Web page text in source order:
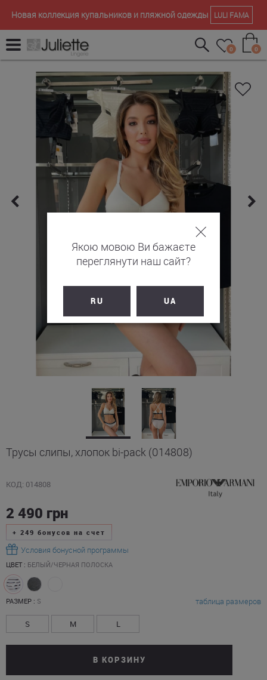
Новая коллекция купальников и пляжной одежды LULI FAMA
0 0
Трусы слипы, хлопок bi-pack (014808)
КОД: 014808
2 490 грн
+ 249 бонусов на счет
Условия бонусной программы
ЦВЕТ : БЕЛЫЙ/ЧЕРНАЯ ПОЛОСКА
РАЗМЕР : S таблица размеров
S M L
В КОРЗИНУ
Якою мовою Ви бажаєте
переглянути наш сайт?
RU UA